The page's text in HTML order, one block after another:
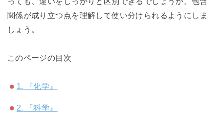
関係が成り立つ点を理解して使い分けられるようにしま
しょう。
このページの目次
1. 『化学』
2. 『科学』